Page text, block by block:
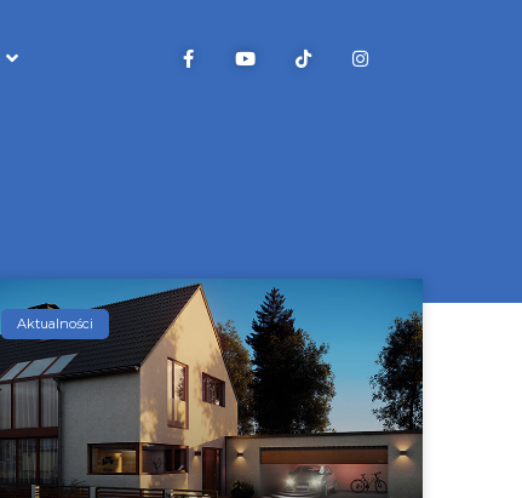
Aktualności